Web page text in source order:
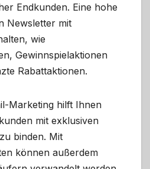
Endkunden. Eine hohe
Newsletter mit
wie
Gewinnspielaktionen
Rabattaktionen.
Marketing hilft Ihnen
mit exklusiven
binden. Mit
können außerdem